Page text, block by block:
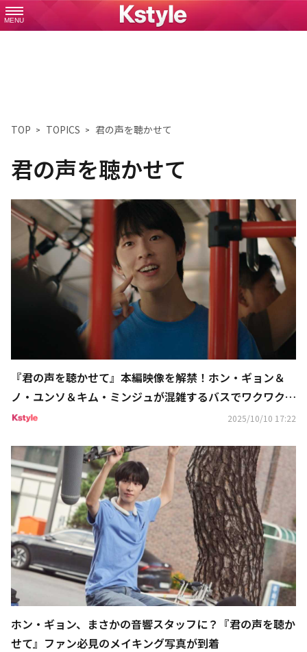
MENU
TOP TOPICS 君の声を聴かせて
君の声を聴かせて
『君の声を聴かせて』本編映像を解禁！ホン・ギョン＆
ノ・ユンソ＆キム・ミンジュが混雑するバスでワクワク笑
顔
2025/10/10 17:22
ホン・ギョン、まさかの音響スタッフに？『君の声を聴か
せて』ファン必見のメイキング写真が到着